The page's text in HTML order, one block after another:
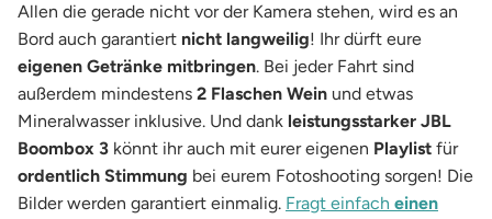
Allen die gerade nicht vor der Kamera stehen, wird es an
Bord auch garantiert nicht langweilig! Ihr dürft eure
eigenen Getränke mitbringen. Bei jeder Fahrt sind
außerdem mindestens 2 Flaschen Wein und etwas
Mineralwasser inklusive. Und dank leistungsstarker JBL
Boombox 3 könnt ihr auch mit eurer eigenen Playlist für
ordentlich Stimmung bei eurem Fotoshooting sorgen! Die
Bilder werden garantiert einmalig. Fragt einfach einen